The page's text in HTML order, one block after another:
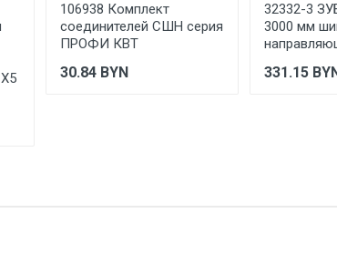
106938 Комплект
соединителей СШН серия
ПРОФИ КВТ
30.84 BYN
32332-3
3000 мм
331.15 BYN